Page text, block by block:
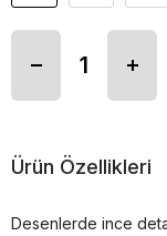
Ürün Özellikleri
Desenlerde ince